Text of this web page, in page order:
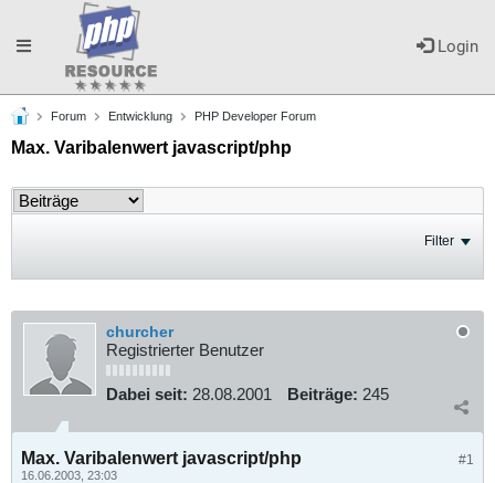
Login
Toggle
navigation
Forum Entwicklung PHP Developer Forum
Max. Varibalenwert javascript/php
Filter
churcher
Registrierter Benutzer
Dabei seit: 28.08.2001 Beiträge: 245
#1
Max. Varibalenwert javascript/php
16.06.2003, 23:03